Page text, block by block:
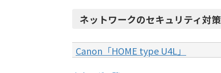
ネットワークのセキュリティ対策
Canon「HOME type U4L」